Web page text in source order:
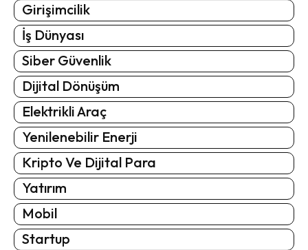
Girişimcilik
İş Dünyası
Siber Güvenlik
Dijital Dönüşüm
Elektrikli Araç
Yenilenebilir Enerji
Kripto Ve Dijital Para
Yatırım
Mobil
Startup